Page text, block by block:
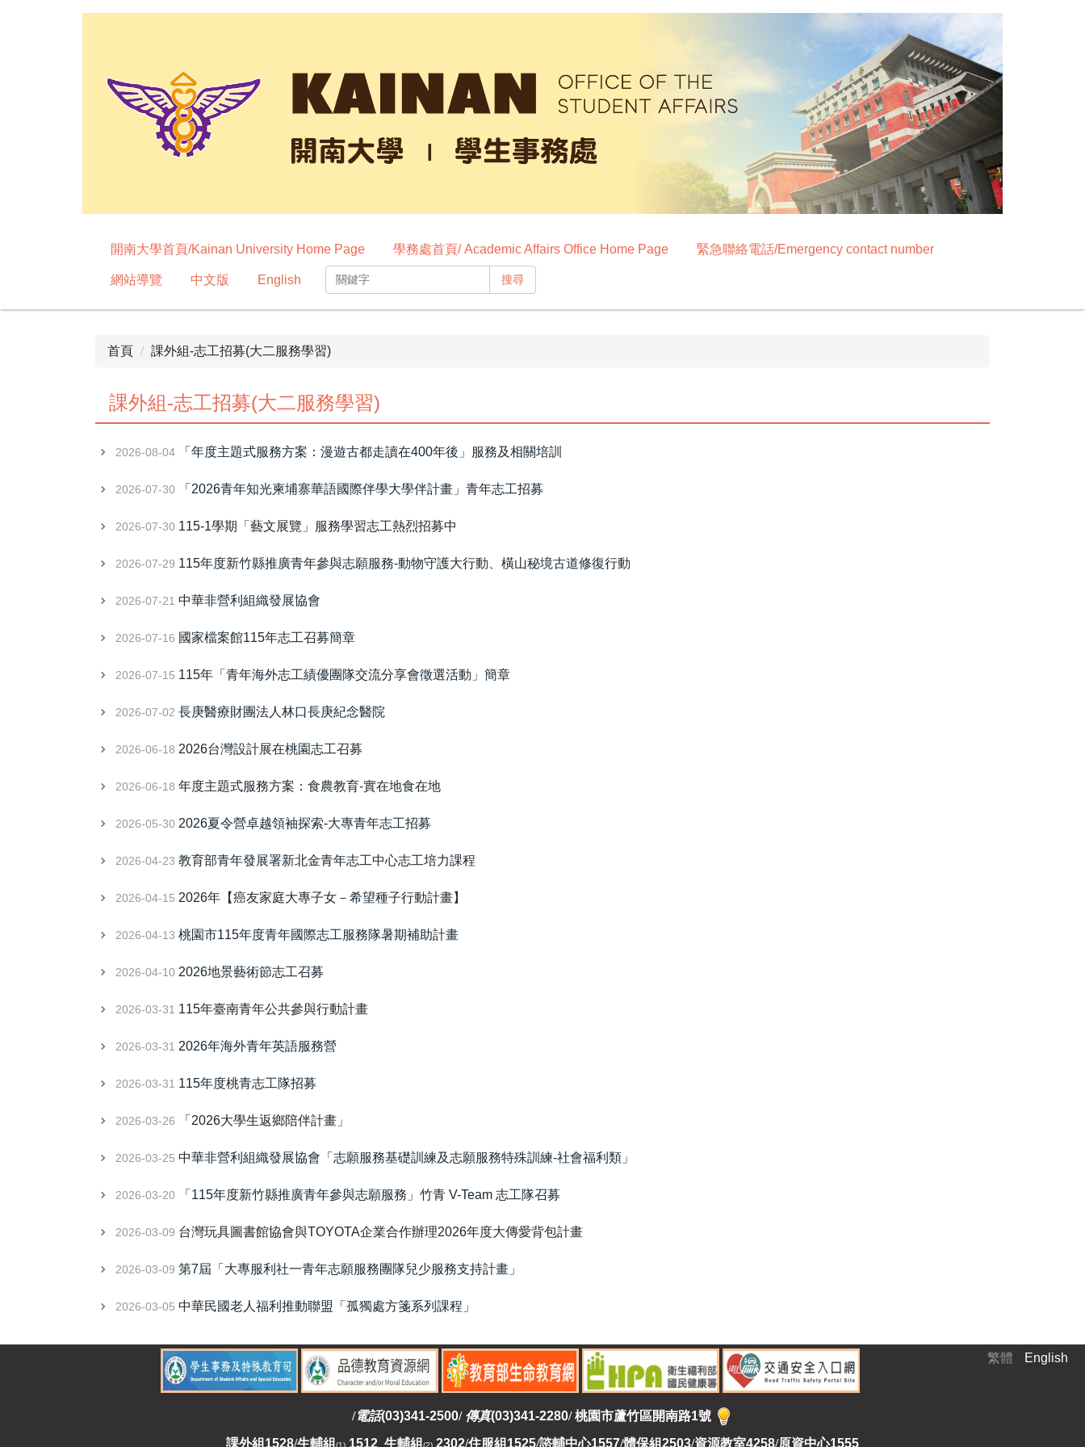
開南大學首頁/Kainan University Home Page 學務處首頁/ Academic Affairs Office Home Page 緊急聯絡電話/Emergency contact number
網站導覽 中文版 English 搜尋
首頁 課外組-志工招募(大二服務學習)
課外組-志工招募(大二服務學習)
2026-08-04 「年度主題式服務方案：漫遊古都走讀在400年後」服務及相關培訓
2026-07-30 「2026青年知光柬埔寨華語國際伴學大學伴計畫」青年志工招募
2026-07-30 115-1學期「藝文展覽」服務學習志工熱烈招募中
2026-07-29 115年度新竹縣推廣青年參與志願服務-動物守護大行動、橫山秘境古道修復行動
2026-07-21 中華非營利組織發展協會
2026-07-16 國家檔案館115年志工召募簡章
2026-07-15 115年「青年海外志工績優團隊交流分享會徵選活動」簡章
2026-07-02 長庚醫療財團法人林口長庚紀念醫院
2026-06-18 2026台灣設計展在桃園志工召募
2026-06-18 年度主題式服務方案：食農教育-實在地食在地
2026-05-30 2026夏令營卓越領袖探索-大專青年志工招募
2026-04-23 教育部青年發展署新北金青年志工中心志工培力課程
2026-04-15 2026年【癌友家庭大專子女－希望種子行動計畫】
2026-04-13 桃園市115年度青年國際志工服務隊暑期補助計畫
2026-04-10 2026地景藝術節志工召募
2026-03-31 115年臺南青年公共參與行動計畫
2026-03-31 2026年海外青年英語服務營
2026-03-31 115年度桃青志工隊招募
2026-03-26 「2026大學生返鄉陪伴計畫」
2026-03-25 中華非營利組織發展協會「志願服務基礎訓練及志願服務特殊訓練-社會福利類」
2026-03-20 「115年度新竹縣推廣青年參與志願服務」竹青 V-Team 志工隊召募
2026-03-09 台灣玩具圖書館協會與TOYOTA企業合作辦理2026年度大傳愛背包計畫
2026-03-09 第7屆「大專服利社一青年志願服務團隊兒少服務支持計畫」
2026-03-05 中華民國老人福利推動聯盟「孤獨處方箋系列課程」
繁體 English
/電話(03)341-2500/ 傳真(03)341-2280/ 桃園市蘆竹區開南路1號
課外組 1528/生輔組 (1) 1512 生輔組 (2) 2302/住服組1525/諮輔中心1557/體保組2503/資源教室4258/原資中心1555